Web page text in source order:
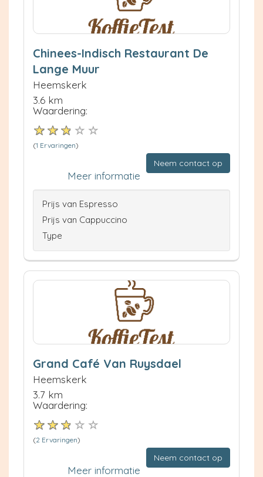
Chinees-Indisch Restaurant De
Lange Muur
Heemskerk
3.6 km
Waardering:
(1 Ervaringen)
Neem contact op
Meer informatie
Prijs van Espresso
Prijs van Cappuccino
Type
Grand Café Van Ruysdael
Heemskerk
3.7 km
Waardering:
(2 Ervaringen)
Neem contact op
Meer informatie